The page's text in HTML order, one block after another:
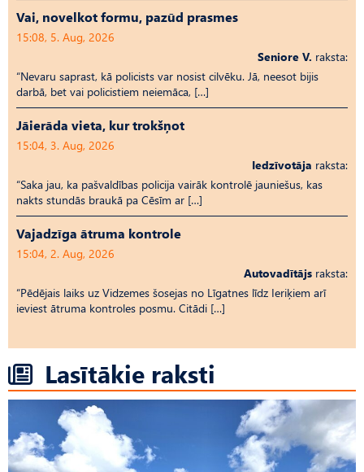
Vai, novelkot formu, pazūd prasmes
15:08, 5. Aug, 2026
Seniore V. raksta:
“Nevaru saprast, kā policists var nosist cilvēku. Jā, neesot bijis
darbā, bet vai policistiem neiemāca, […]
Jāierāda vieta, kur trokšņot
15:04, 3. Aug, 2026
Iedzīvotāja raksta:
“Saka jau, ka pašvaldības policija vairāk kontrolē jauniešus, kas
nakts stundās braukā pa Cēsīm ar […]
Vajadzīga ātruma kontrole
15:04, 2. Aug, 2026
Autovadītājs raksta:
“Pēdējais laiks uz Vid­ze­mes šosejas no Līgatnes līdz Ieriķiem arī
ieviest ātruma kontroles posmu. Citādi […]
Lasītākie raksti